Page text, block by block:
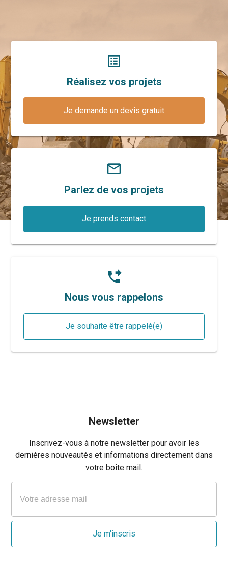
list_alt
Réalisez vos projets
Je demande un devis gratuit
mail_outline
Parlez de vos projets
Je prends contact
phone_forwarded
Nous vous rappelons
Je souhaite être rappelé(e)
Newsletter
Inscrivez-vous à notre newsletter pour avoir les
dernières nouveautés et informations directement dans
votre boîte mail.